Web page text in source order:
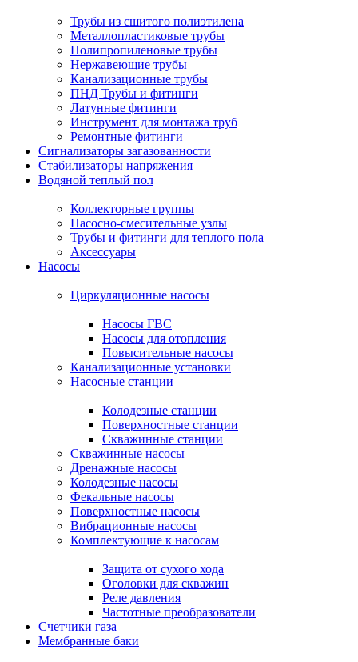
Трубы из сшитого полиэтилена
Металлопластиковые трубы
Полипропиленовые трубы
Нержавеющие трубы
Канализационные трубы
ПНД Трубы и фитинги
Латунные фитинги
Инструмент для монтажа труб
Ремонтные фитинги
Сигнализаторы загазованности
Стабилизаторы напряжения
Водяной теплый пол
Коллекторные группы
Насосно-смесительные узлы
Трубы и фитинги для теплого пола
Аксессуары
Насосы
Циркуляционные насосы
Насосы ГВС
Насосы для отопления
Повысительные насосы
Канализационные установки
Насосные станции
Колодезные станции
Поверхностные станции
Скважинные станции
Скважинные насосы
Дренажные насосы
Колодезные насосы
Фекальные насосы
Поверхностные насосы
Вибрационные насосы
Комплектующие к насосам
Защита от сухого хода
Оголовки для скважин
Реле давления
Частотные преобразователи
Счетчики газа
Мембранные баки